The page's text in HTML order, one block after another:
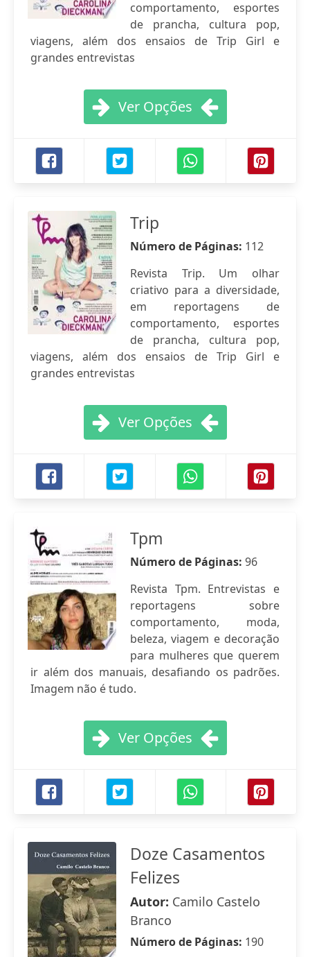
comportamento, esportes
de prancha, cultura pop,
viagens, além dos ensaios de Trip Girl e
grandes entrevistas
Ver Opções
Trip
Número de Páginas: 112
Revista Trip. Um olhar
criativo para a diversidade,
em reportagens de
comportamento, esportes
de prancha, cultura pop,
viagens, além dos ensaios de Trip Girl e
grandes entrevistas
Ver Opções
Tpm
Número de Páginas: 96
Revista Tpm. Entrevistas e
reportagens sobre
comportamento, moda,
beleza, viagem e decoração
para mulheres que querem
ir além dos manuais, desafiando os padrões.
Imagem não é tudo.
Ver Opções
Doze Casamentos
Felizes
Autor: Camilo Castelo
Branco
Número de Páginas: 190